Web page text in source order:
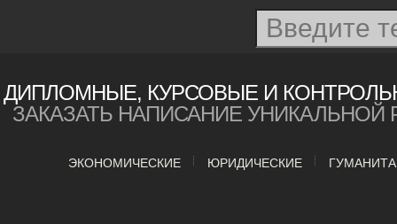
ДИПЛОМНЫЕ, КУРСОВЫЕ И
ЗАКАЗАТЬ НАПИСАНИЕ
ЭКОНОМИЧЕСКИЕ ЮРИДИЧЕСКИЕ